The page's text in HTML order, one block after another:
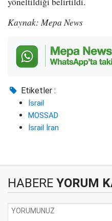
Kaynak: Mepa News
Etiketler :
İsrail
MOSSAD
İsrail İran
HABERE YORUM